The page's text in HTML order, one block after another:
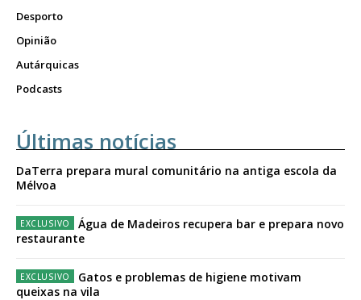
Desporto
Opinião
Autárquicas
Podcasts
Últimas notícias
DaTerra prepara mural comunitário na antiga escola da
Mélvoa
Água de Madeiros recupera bar e prepara novo
restaurante
Gatos e problemas de higiene motivam
queixas na vila